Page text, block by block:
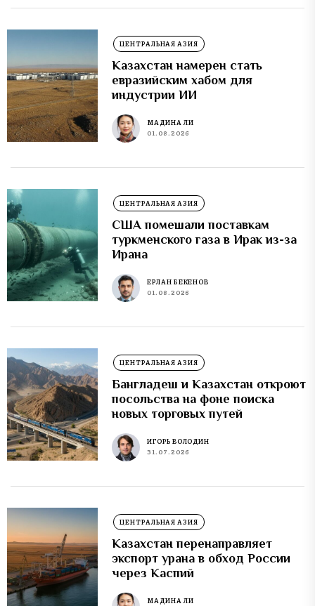
ЦЕНТРАЛЬНАЯ АЗИЯ
Казахстан намерен стать
евразийским хабом для
индустрии ИИ
МАДИНА ЛИ
01.08.2026
ЦЕНТРАЛЬНАЯ АЗИЯ
США помешали поставкам
туркменского газа в Ирак из-за
Ирана
ЕРЛАН БЕКЕНОВ
01.08.2026
ЦЕНТРАЛЬНАЯ АЗИЯ
Бангладеш и Казахстан откроют
посольства на фоне поиска
новых торговых путей
ИГОРЬ ВОЛОДИН
31.07.2026
ЦЕНТРАЛЬНАЯ АЗИЯ
Казахстан перенаправляет
экспорт урана в обход России
через Каспий
МАДИНА ЛИ